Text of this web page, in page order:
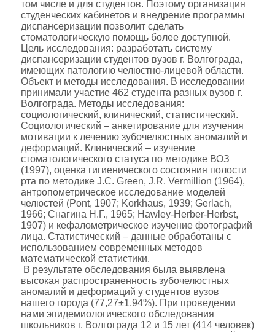
том числе и для студентов. Поэтому организация
студенческих кабинетов и внедрение программы
диспансеризации позволит сделать
стоматологическую помощь более доступной.
Цель исследования: разработать систему
диспансеризации студентов вузов г. Волгограда,
имеющих патологию челюстно-лицевой области.
Объект и методы исследования. В исследовании
принимали участие 462 студента разных вузов г.
Волгограда. Методы исследования:
социологический, клинический, статистический.
Социологический – анкетирование для изучения
мотивации к лечению зубочелюстных аномалий и
деформаций. Клинический – изучение
стоматологического статуса по методике ВОЗ
(1997), оценка гигиенического состояния полости
рта по методике J.C. Green, J.R. Vermillion (1964),
антропометрическое исследование моделей
челюстей (Pont, 1907; Korkhaus, 1939; Gerlach,
1966; Снагина Н.Г., 1965; Hawley-Herber-Herbst,
1907) и кефалометрическое изучение фотографий
лица. Статистический – данные обработаны с
использованием современных методов
математической статистики.
В результате обследования была выявлена
высокая распространенность зубочелюстных
аномалий и деформаций у студентов вузов
нашего города (77,27±1,94%). При проведении
нами эпидемиологического обследования
школьников г. Волгограда 12 и 15 лет (414 человек)